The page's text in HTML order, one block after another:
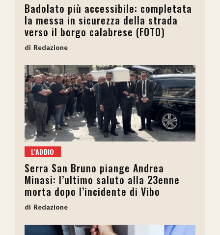
Badolato più accessibile: completata
la messa in sicurezza della strada
verso il borgo calabrese (FOTO)
Redazione
L'ADDIO
Serra San Bruno piange Andrea
Minasi: l’ultimo saluto alla 23enne
morta dopo l’incidente di Vibo
Redazione